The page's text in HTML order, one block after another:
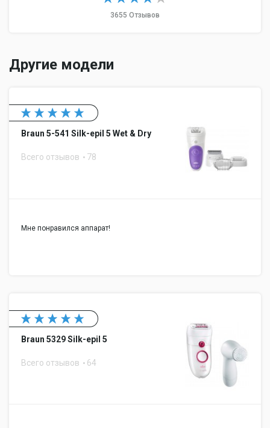
3655 Отзывов
Другие модели
Braun 5-541 Silk-epil 5 Wet & Dry
Всего отзывов 78
Мне понравился аппарат!
Braun 5329 Silk-epil 5
Всего отзывов 64